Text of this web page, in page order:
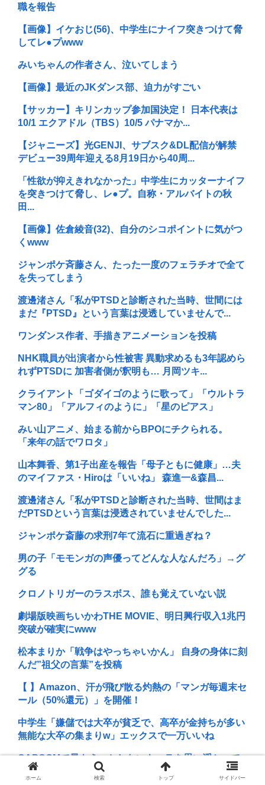
職を報告
【画像】イケおじ(56)、中学生にナイフ突きつけて脅
してレ●プwww
みいちゃんの作者さん、泣いてしまう
【画像】最近のJKダンス部、迫力がすごい
【サッカー】キリンカップ参加国決定！ 日本代表は
10/1 エクアドル（TBS）10/5 パナマか...
【ジャニーズ】光GENJI、サブスク&DL配信が解禁
デビュー39周年迎える8月19日から40周...
「性欲が抑えきれなかった」中学生にカッターナイフ
を突きつけて脅し、レ●プ。自称・アルバイトの秋
田...
【画像】佐倉綾音(32)、自分のシコポイントに気がつ
くwww
ジャンポケ斉藤さん、たった一度のフェラチオで全て
を失ってしまう
渡邊渚さん「私がPTSDと診断された当時、世間には
まだ『PTSD』という言葉は浸透していませんで...
ワンダンス作者、手描きアニメーションを投稿
NHK職員が出演者から性被害 異動求めるも3年認めら
れずPTSDに 加害者側が釈明も… 月岡ツキ...
クライアント「ゴダイゴのように歌って」「ウルトラ
マン80」「アルフィのように」「星のピアス」
みい山アニメ、始まる前からBPOにチクられる。
「来年の話でワロタ」
山本舞香、第1子出産を報告「母子ともに健康」…夫
のマイファス・Hiroは「いいね」 森進一&森昌...
渡邊渚さん「私がPTSDと診断された当時、世間はま
だPTSDという言葉は浸透されていませんでした...
ジャンポケ斎藤の求刑7年て流石に重過ぎね？
男の子「モモンガの声優ってどんな人なんだろ」→グ
グる
クロノトリガーのラスボス、誰も覚えていない説
劇場版映画ちいかわTHE MOVIE、明日興行収入1兆円
突破が確実にwww
松本まりか「戦争はやっちゃいかん」 自身の身体に刻
んだ”祖父の言葉”を投稿
【 】Amazon、汗が飛び散る灼熱の「マンガ毎週末セ
ール（50%還元）」を開催！
中学生「嫌儲では大卒が貧乏で、高卒が金持ちが多い
無能な大卒の集まりw」エックスで一万いいね
CAPCOMで最もえっちしたいキャラを思い浮かべて
ください
ホーム 検索 トップ サイドバー